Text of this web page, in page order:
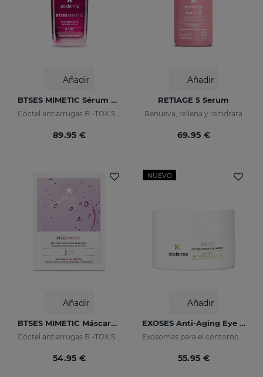
Añadir
BTSES MIMETIC Sérum Antiarrugas De Expresión
Cóctel antiarrugas B -TOX System +
89.95 €
Añadir
RETIAGE 5 Serum
Renueva, rellena y rehidrata
69.95 €
Añadir
BTSES MIMETIC Máscara Facial
Cóctel antiarrugas B -TOX System +
54.95 €
NUEVO
Añadir
EXOSES Anti-Aging Eye And Lip Contour
Exosomas para el contorno de ojos
55.95 €